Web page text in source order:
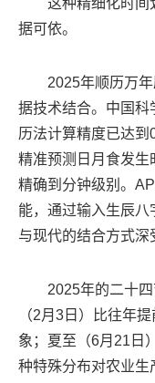
这种精细化时间
据可依。
2025年顺历万
据技术结合。中国科
历法计算精度已达
精准预测日月食发生
精确到分钟级别。
能，通过输入生辰
与现代的结合方式深
2025年的二十
（2月3日）比往年
象；夏至（6月21日
种特殊分布对农业生